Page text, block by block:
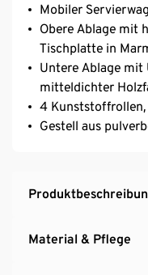
Mobiler
Obere Ablage mit
Tischplatte in
Untere Ablage mit
mitteldichter
4
Gestell aus
Material & Pflege